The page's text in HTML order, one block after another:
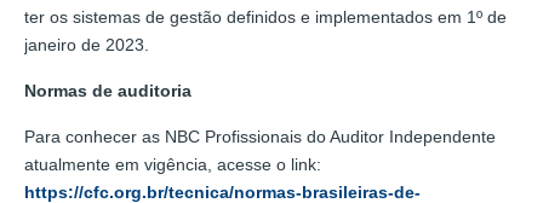
ter os sistemas de gestão definidos e implementados em 1º de
janeiro de 2023.
Normas de auditoria
Para conhecer as NBC Profissionais do Auditor Independente
atualmente em vigência, acesse o link:
https://cfc.org.br/tecnica/normas-brasileiras-de-